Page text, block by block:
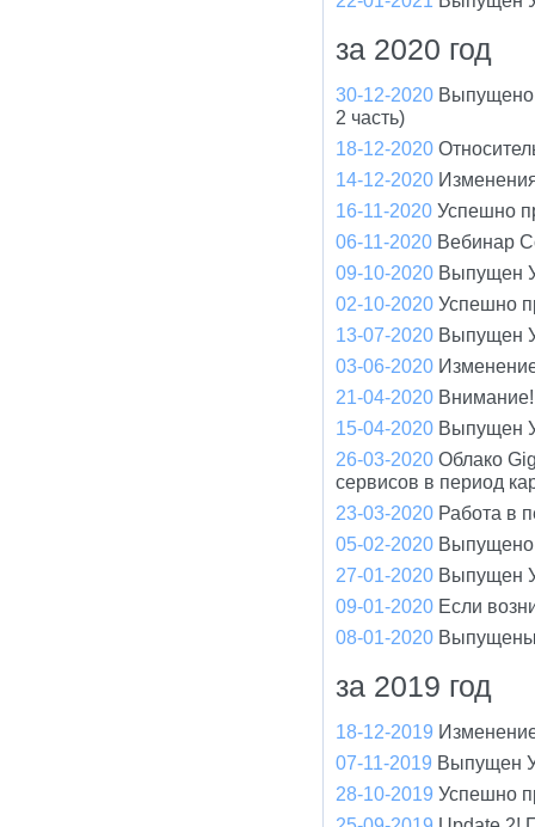
за 2020 год
30-12-2020 Выпущено
2 часть)
18-12-2020
14-12-2020
16-11-2020 Успешно
06-11-2020 Вебинар
09-10-2020 Выпущен
02-10-2020 Успешно
13-07-2020 Выпущен
03-06-2020
21-04-2020 Внимание!
15-04-2020 Выпущен
26-03-2020 Облако
сервисов в период
23-03-2020 Работа в
05-02-2020 Выпущено
27-01-2020 Выпущен
09-01-2020 Если
08-01-2020
за 2019 год
18-12-2019
07-11-2019 Выпущен
28-10-2019 Успешно